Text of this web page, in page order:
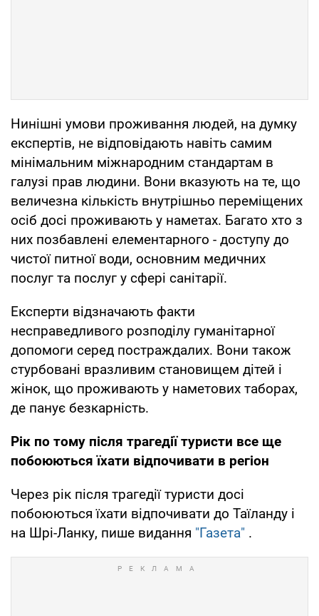
Нинішні умови проживання людей, на думку
експертів, не відповідають навіть самим
мінімальним міжнародним стандартам в
галузі прав людини. Вони вказують на те, що
величезна кількість внутрішньо переміщених
осіб досі проживають у наметах. Багато хто з
них позбавлені елементарного - доступу до
чистої питної води, основним медичних
послуг та послуг у сфері санітарії.
Експерти відзначають факти
несправедливого розподілу гуманітарної
допомоги серед постраждалих. Вони також
стурбовані вразливим становищем дітей і
жінок, що проживають у наметових таборах,
де панує безкарність.
Рік по тому після трагедії туристи все ще
побоюються їхати відпочивати в регіон
Через рік після трагедії туристи досі
побоюються їхати відпочивати до Таїланду і
на Шрі-Ланку, пише видання "Газета" .